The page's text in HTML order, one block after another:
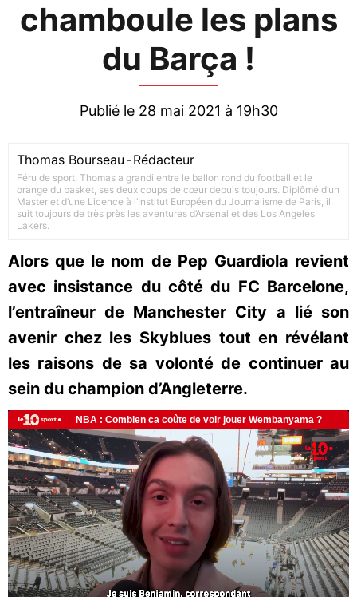
chamboule les plans
du Barça !
Publié le 28 mai 2021 à 19h30
Thomas Bourseau -Rédacteur
Féru de sport, Thomas a grandi entre le ballon rond du football et le
orange du basket, ses deux coups de cœur depuis toujours. Diplômé d’un
Master et d’une Licence à l’Institut Européen du Journalisme de Paris, il
suit toujours de très près les aventures d’Arsenal et des Los Angeles
Lakers.
Alors que le nom de Pep Guardiola revient
avec insistance du côté du FC Barcelone,
l’entraîneur de Manchester City a lié son
avenir chez les Skyblues tout en révélant
les raisons de sa volonté de continuer au
sein du champion d’Angleterre.